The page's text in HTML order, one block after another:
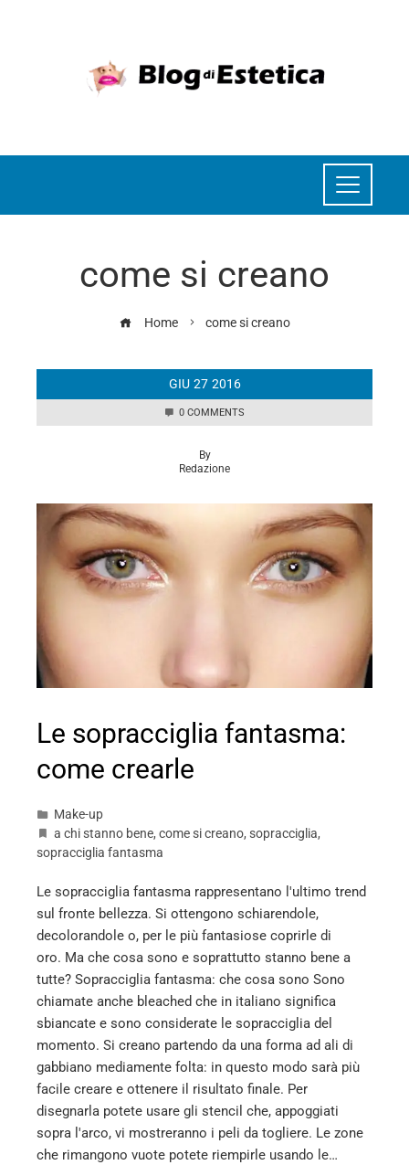
come si creano
Home come si creano
GIU 27 2016
0 COMMENTS
By
Redazione
Le sopracciglia fantasma:
come crearle
Make-up
a chi stanno bene, come si creano, sopracciglia,
sopracciglia fantasma
Le sopracciglia fantasma rappresentano l'ultimo trend
sul fronte bellezza. Si ottengono schiarendole,
decolorandole o, per le più fantasiose coprirle di
oro. Ma che cosa sono e soprattutto stanno bene a
tutte? Sopracciglia fantasma: che cosa sono Sono
chiamate anche bleached che in italiano significa
sbiancate e sono considerate le sopracciglia del
momento. Si creano partendo da una forma ad ali di
gabbiano mediamente folta: in questo modo sarà più
facile creare e ottenere il risultato finale. Per
disegnarla potete usare gli stencil che, appoggiati
sopra l'arco, vi mostreranno i peli da togliere. Le zone
che rimangono vuote potete riempirle usando le…